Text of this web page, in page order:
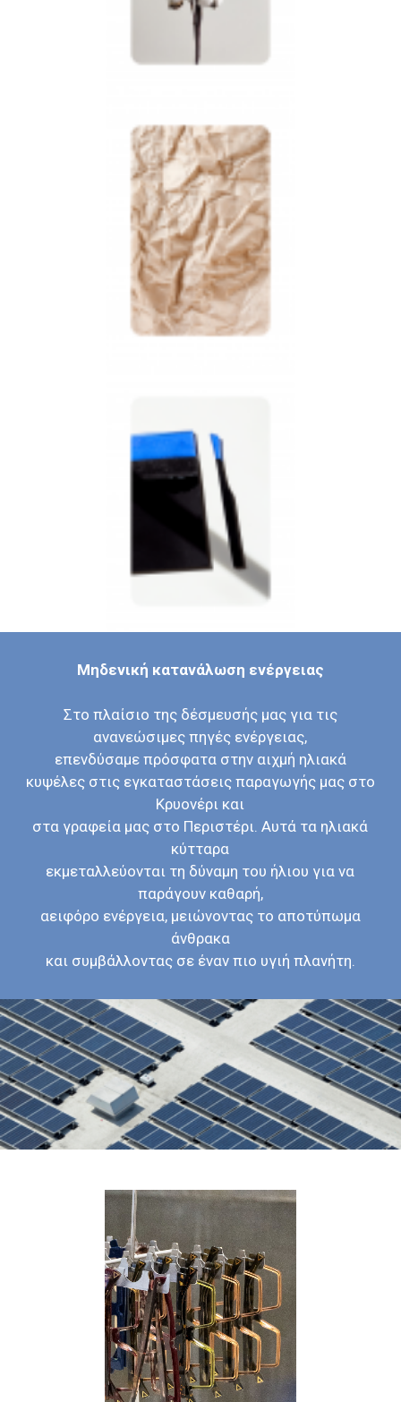
Μηδενική κατανάλωση ενέργειας
Στο πλαίσιο της δέσμευσής μας για τις
ανανεώσιμες πηγές ενέργειας,
επενδύσαμε πρόσφατα στην αιχμή ηλιακά
κυψέλες στις εγκαταστάσεις παραγωγής μας στο
Κρυονέρι και
στα γραφεία μας στο Περιστέρι. Αυτά τα ηλιακά
κύτταρα
εκμεταλλεύονται τη δύναμη του ήλιου για να
παράγουν καθαρή,
αειφόρο ενέργεια, μειώνοντας το αποτύπωμα
άνθρακα
και συμβάλλοντας σε έναν πιο υγιή πλανήτη.